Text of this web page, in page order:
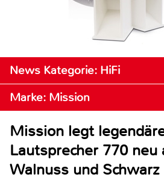
News Kategorie: HiFi
Marke: Mission
Mission legt
Lautsprecher 770 neu
Walnuss und Schwarz